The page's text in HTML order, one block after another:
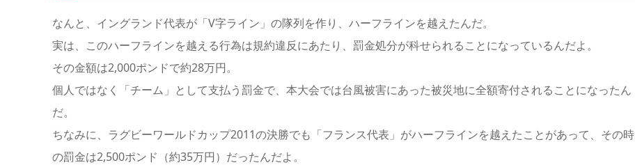
なんと、イングランド代表が「V字ライン」の隊列を作り、 ハーフラインを越えたんだ。
実は、このハーフラインを越える行為は規約違反にあたり、 罰金処分が科せられることになっているんだよ。
その金額は2,000ポンドで約28万円。
個人ではなく「チーム」として支払う罰金で、本大会では台風被害にあった被災地に全額寄付されることになったん
だ。
ちなみに、ラグビーワールドカップ2011の決勝でも「フランス代表」がハーフラインを越えたことがあって、その時
の罰金は2,500ポンド（約35万円） だったんだよ。